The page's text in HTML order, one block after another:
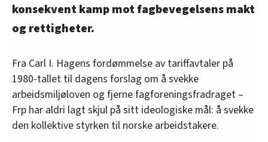
konsekvent kamp mot fagbevegelsens makt
og rettigheter.
Fra Carl I. Hagens fordømmelse av tariffavtaler på
1980-tallet til dagens forslag om å svekke
arbeidsmiljøloven og fjerne fagforeningsfradraget –
Frp har aldri lagt skjul på sitt ideologiske mål: å svekke
den kollektive styrken til norske arbeidstakere.